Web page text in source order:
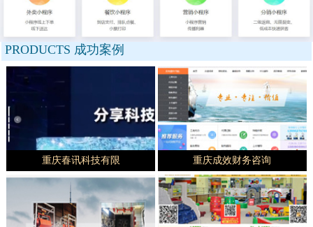
PRODUCTS 成功案例
重庆春讯科技有限 重庆成效财务咨询